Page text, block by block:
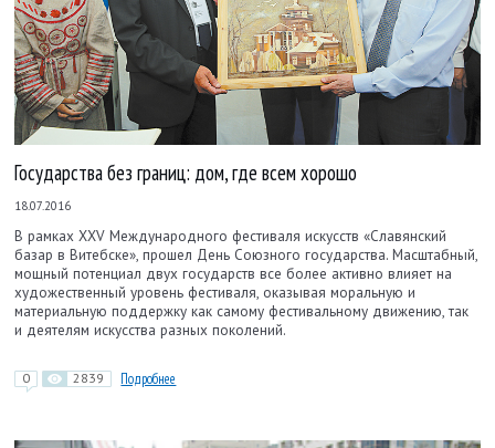
Государства без границ: дом, где всем хорошо
18.07.2016
В рамках XXV Международного фестиваля искусств «Славянский
базар в Витебске», прошел День Союзного государства. Масштабный,
мощный потенциал двух государств все более активно влияет на
художественный уровень фестиваля, оказывая моральную и
материальную поддержку как самому фестивальному движению, так
и деятелям искусства разных поколений.
0 2839 Подробнее